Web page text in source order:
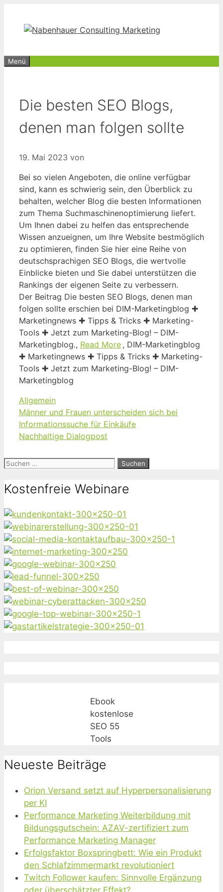
springen
Menü
Die besten SEO Blogs,
denen man folgen sollte
19. Mai 2023 von
Bei so vielen Angeboten, die online verfügbar
sind, kann es schwierig sein, den Überblick zu
behalten, welcher Blog die besten Informationen
zum Thema Suchmaschinenoptimierung liefert.
Um Ihnen dabei zu helfen das entsprechende
Wissen anzueignen, um Ihre Website bestmöglich
zu optimieren, finden Sie hier eine Reihe von
deutschsprachigen SEO Blogs, die wertvolle
Einblicke bieten und Sie dabei unterstützen die
Rankings der eigenen Seite zu verbessern.
Der Beitrag Die besten SEO Blogs, denen man
folgen sollte erschien bei DIM-Marketingblog ✚
Marketingnews ✚ Tipps & Tricks ✚ Marketing-
Tools ✚ Jetzt zum Marketing-Blog! – DIM-
Marketingblog., Read More , DIM-Marketingblog
✚ Marketingnews ✚ Tipps & Tricks ✚ Marketing-
Tools ✚ Jetzt zum Marketing-Blog! – DIM-
Marketingblog
Kategorien
Allgemein
Männer und Frauen unterscheiden sich bei
Informationssuche für Einkäufe
Nachhaltige Dialogpost
Suchen
Kostenfreie Webinare
Ebook
kostenlose
SEO 55
Tools
Neueste Beiträge
Orion Versand setzt auf Hyperpersonalisierung
per KI
Performance Marketing Weiterbildung mit
Bildungsgutschein: AZAV-zertifiziert zum
Performance Marketing Manager
Erfolgsfaktor Boxspringbett: Wie ein Produkt
den Schlafzimmermarkt revolutioniert
Twitch Follower kaufen: Sinnvolle Ergänzung
oder überschätzter Effekt?